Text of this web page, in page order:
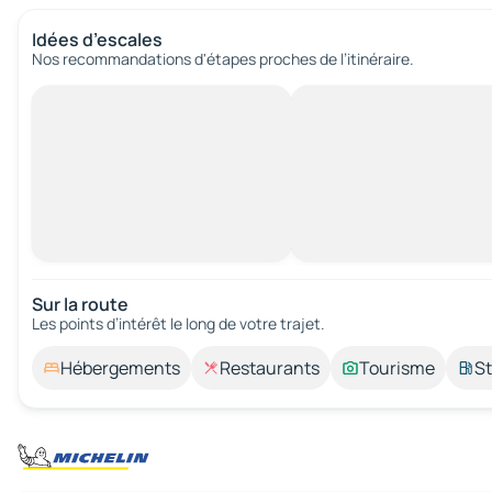
Idées d’escales
Nos recommandations d'étapes proches de l’itinéraire.
Sur la route
Les points d’intérêt le long de votre trajet.
Hébergements Restaurants Tourisme